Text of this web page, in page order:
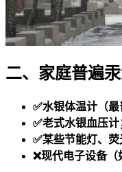
二、家庭普遍
✅水银体温计（最
✅老式水银血压计
✅某些节能灯、荧
❌现代电子设备（